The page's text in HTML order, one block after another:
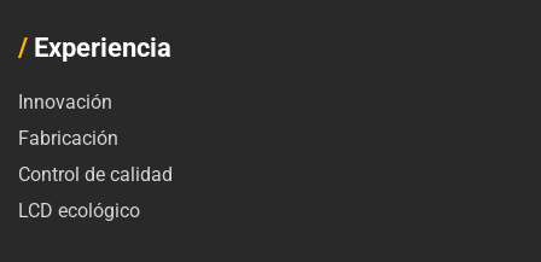
/ Experiencia
Innovación
Fabricación
Control de calidad
LCD ecológico